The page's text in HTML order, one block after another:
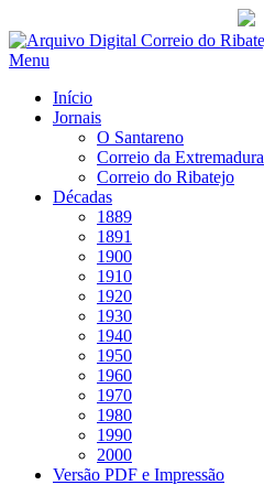
Saltar
para
Menu
Início
Jornais
O Santareno
Correio da Extremadura
Correio do Ribatejo
Décadas
1889
1891
1900
1910
1920
1930
1940
1950
1960
1970
1980
1990
2000
Versão PDF e Impressão